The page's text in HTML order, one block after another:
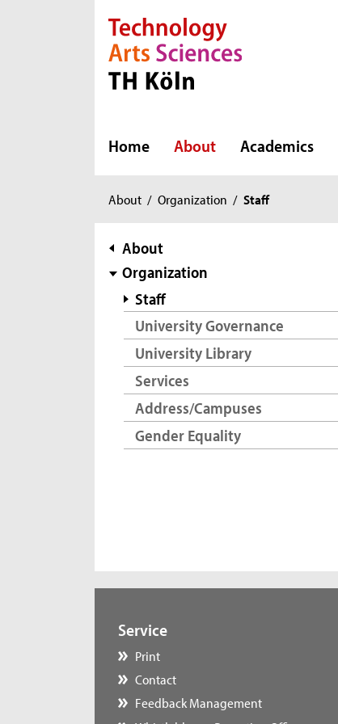
Direkt zur Hauptnavigation
Direkt zur Subnavigation
Direkt zum Inhalt
Direkt zum Fußbereich
Home About Academics
You
here:
About / Organization / Staff
subnavigation
About
Organization
Staff
University Governance
University Library
Services
Address/Campuses
Gender Equality
Service
Print
Contact
Feedback Management